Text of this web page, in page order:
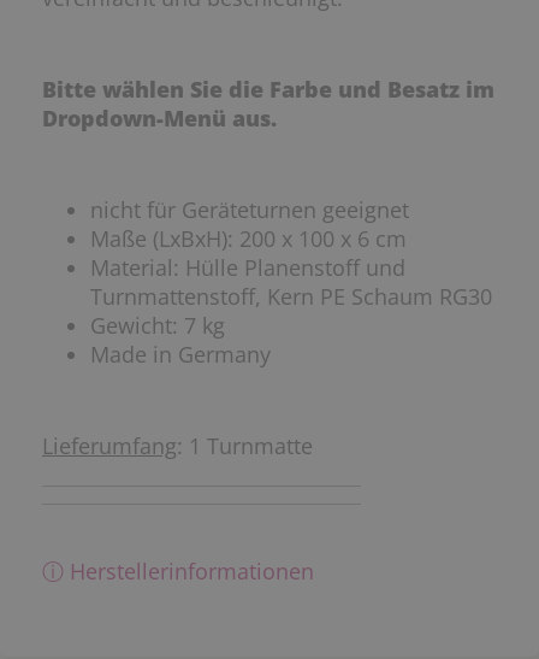
Bitte wählen Sie die Farbe und Besatz im
Dropdown-Menü aus.
nicht für Geräteturnen geeignet
Maße (LxBxH): 200 x 100 x 6 cm
Material: Hülle Planenstoff und
Turnmattenstoff, Kern PE Schaum RG30
Gewicht: 7 kg
Made in Germany
Lieferumfang: 1 Turnmatte
ⓘ Herstellerinformationen